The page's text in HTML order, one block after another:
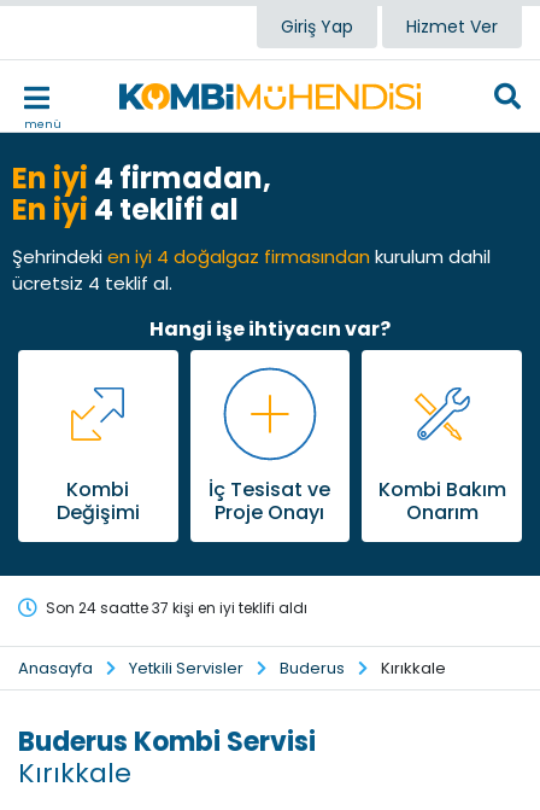
Giriş Yap Hizmet Ver
menü
En iyi 4 firmadan,
En iyi 4 teklifi al
Şehrindekien iyi 4 doğalgaz firmasından kurulum dahil
ücretsiz 4 teklif al.
Hangi işe ihtiyacın var?
Kombi
Değişimi
İç Tesisat ve
Proje Onayı
Kombi Bakım
Onarım
Son 24 saatte 37 kişi en iyi teklifi aldı
Anasayfa Yetkili Servisler Buderus Kırıkkale
Buderus Kombi Servisi
Kırıkkale